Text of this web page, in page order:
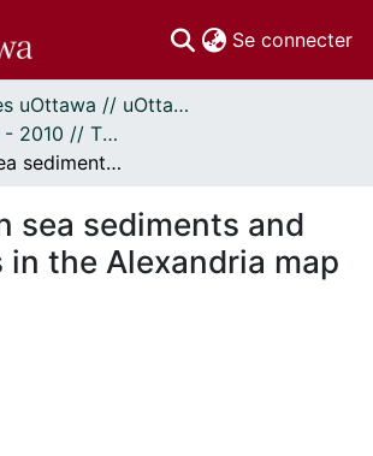
Se connecter
Thèses uOttawa // uOttawa Theses
Thèses, 1910 - 2010 // Theses, 1910 - 2010
Champlain sea sediments and landforms in the Alexandria map area
sea sediments and
in the Alexandria map